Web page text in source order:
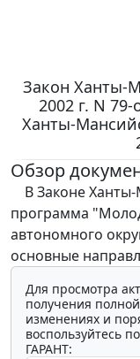
Закон Ханты-
2002 г. N
Ханты-
Обзор
В Законе
программа
автономного
основные
Для просмотра
получения
изменениях и
воспользуйтесь
ГАРАНТ: